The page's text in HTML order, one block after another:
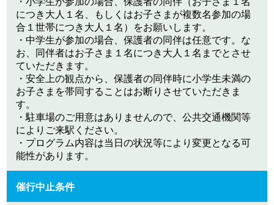
につき大人１名、もしくはお子さまが複数名参加の場
合１世帯につき大人１名）をお願いします。
・中学生が参加の場合、保護者の同伴は任意です。な
お、同伴者はお子さま１名につき大人１名までとさせ
ていただきます。
・安全上の観点から、保護者の同伴時に小学生未満の
お子さまを帯同することはお断りさせていただきま
す。
・駐車場のご用意はありませんので、公共交通機関等
によりご来駅ください。
・プログラム内容は当日の状況等により変更となる可
能性があります。
催行中止条件